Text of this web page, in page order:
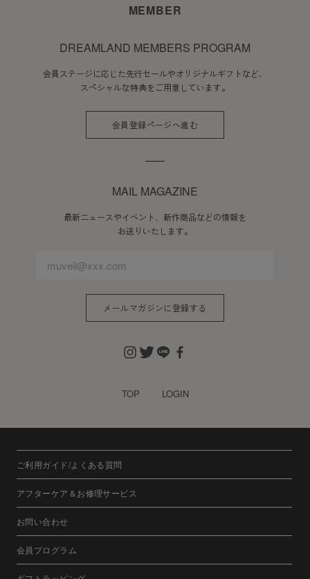
MEMBER
DREAMLAND MEMBERS PROGRAM
会員ステージに応じた先行セールやオリジナルギフトなど、
スペシャルな特典をご用意しています。
会員登録ページへ進む
MAIL MAGAZINE
最新ニュースやイベント、新作商品などの情報を
お送りいたします。
メールマガジンに登録する
TOP LOGIN
ご利用ガイド/よくある質問
アフターケア＆お修理サービス
お問い合わせ
会員プログラム